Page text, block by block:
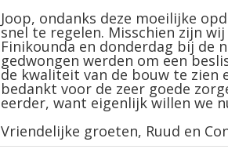
Joop, ondanks deze moeilijke
snel te regelen. Misschien zijn
Finikounda en donderdag bij de
gedwongen werden om een
de kwaliteit van de bouw te zien
bedankt voor de zeer goede
eerder, want eigenlijk willen we
Vriendelijke groeten, Ruud en